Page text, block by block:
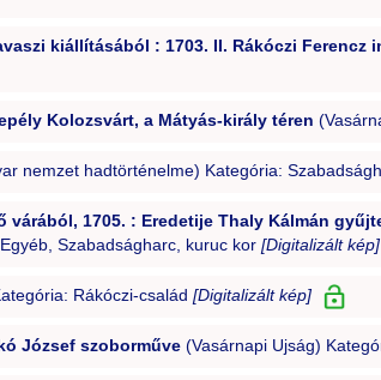
kiállításából : 1703. II. Rákóczi Ferencz
Kolozsvárt, a Mátyás-király téren
nemzet hadtörténelme) Kategória:
várából, 1705. : Eredetije Thaly Kálmán
Szabadságharc, kuruc kor [Digitalizált kép]
Rákóczi-család [Digitalizált kép]
József szoborműve(Vasárnapi Ujság)